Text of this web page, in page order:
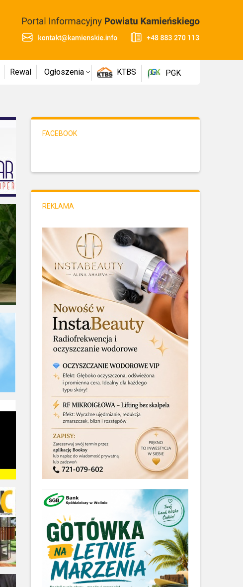
Rewal Ogłoszenia KTBS PGK
FACEBOOK
REKLAMA